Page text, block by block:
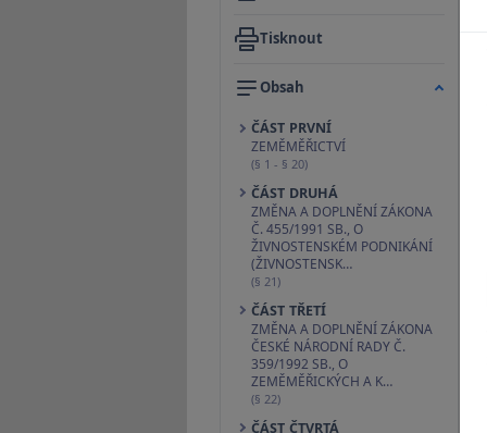
Tisknout
Obsah
ČÁST PRVNÍ
ZEMĚMĚŘICTVÍ
(§ 1 - § 20)
ČÁST DRUHÁ
ZMĚNA A DOPLNĚNÍ ZÁKONA
Č. 455/1991 SB., O
ŽIVNOSTENSKÉM PODNIKÁNÍ
(ŽIVNOSTENSK…
(§ 21)
ČÁST TŘETÍ
ZMĚNA A DOPLNĚNÍ ZÁKONA
ČESKÉ NÁRODNÍ RADY Č.
359/1992 SB., O
ZEMĚMĚŘICKÝCH A K…
(§ 22)
ČÁST ČTVRTÁ